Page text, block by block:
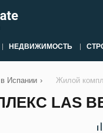
НЕДВИЖИМОСТЬ
Испании › Жилой
LAS